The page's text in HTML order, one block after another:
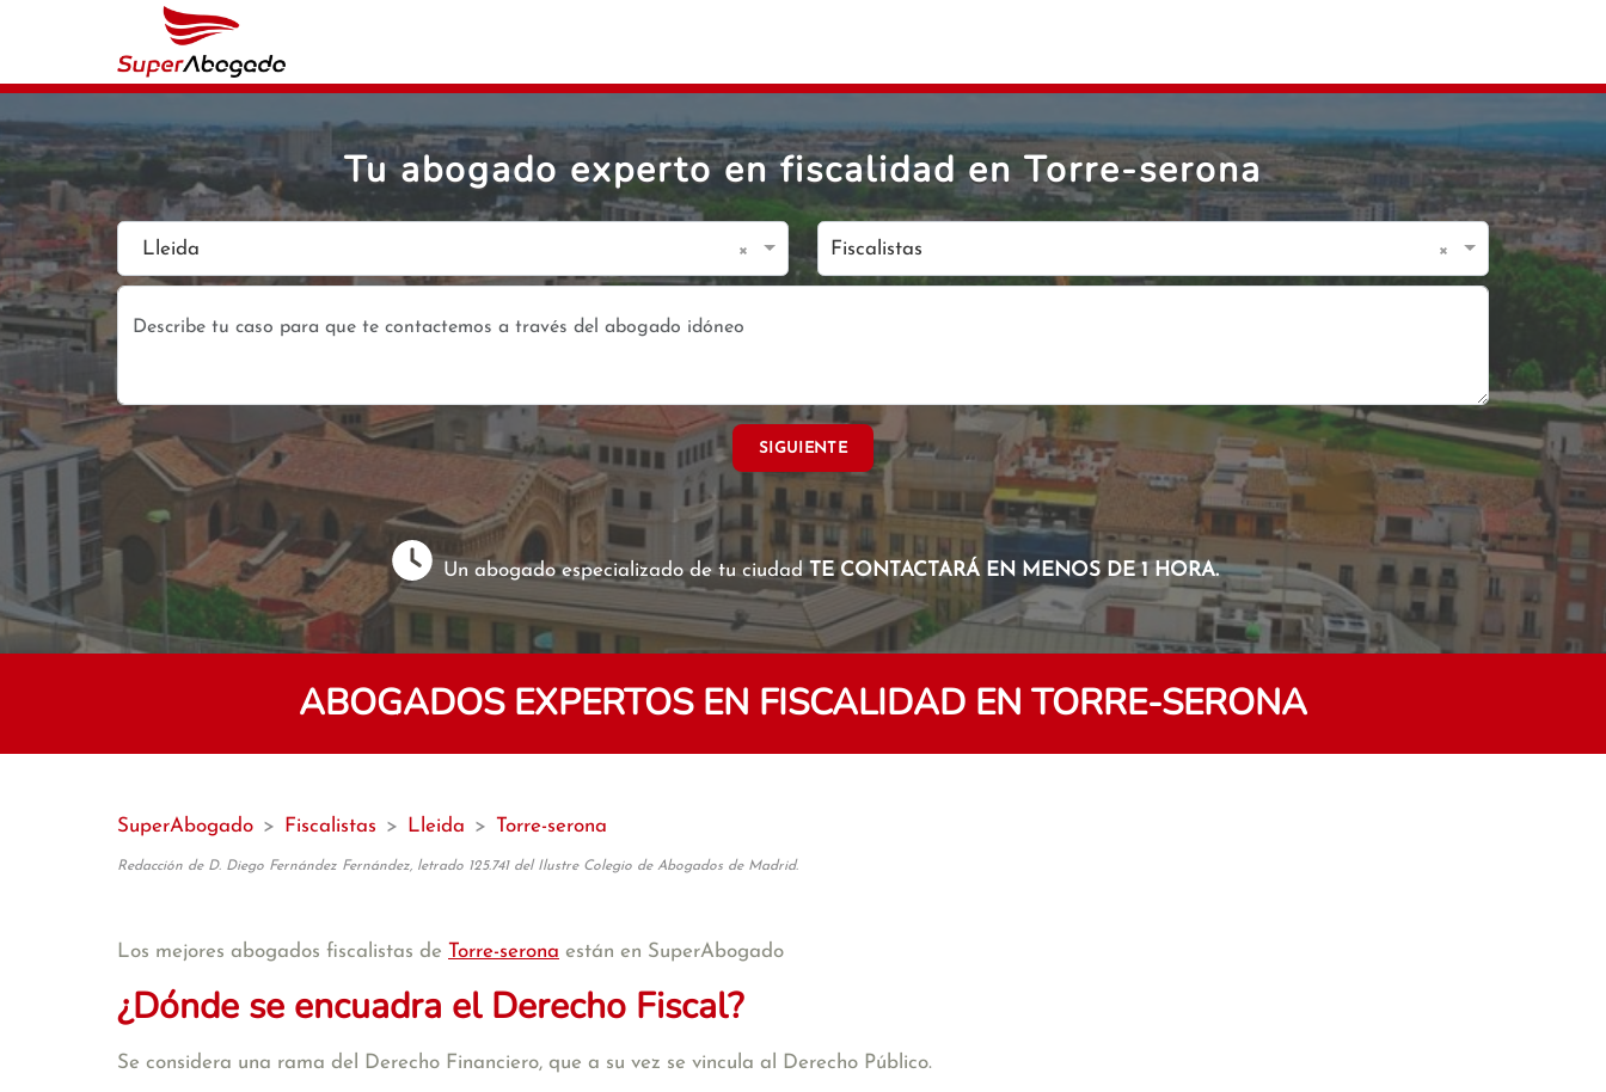
Tu abogado experto en fiscalidad en Torre-serona
Lleida × Fiscalistas ×
SIGUIENTE
Un abogado especializado de tu ciudadTE CONTACTARÁ EN MENOS DE 1 HORA.
ABOGADOS EXPERTOS EN FISCALIDAD EN TORRE-SERONA
SuperAbogado > Fiscalistas > Lleida > Torre-serona
Redacción de D. Diego Fernández Fernández, letrado 125.741 del Ilustre Colegio de Abogados de Madrid.
Los mejores abogados fiscalistas de Torre-serona están en SuperAbogado
¿Dónde se encuadra el Derecho Fiscal?
Se considera una rama del Derecho Financiero, que a su vez se vincula al Derecho Público.